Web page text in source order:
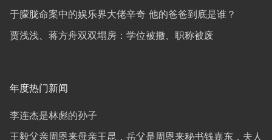
于朦胧命案中的娱乐界大佬辛奇 他的爸爸到底是谁？
贾浅浅、蒋方舟双双塌房：学位被撤、职称被废
年度热门新闻
李连杰是林彪的孙子
王毅父亲周恩来母亲王昆，岳父是周恩来秘书钱嘉东，夫人